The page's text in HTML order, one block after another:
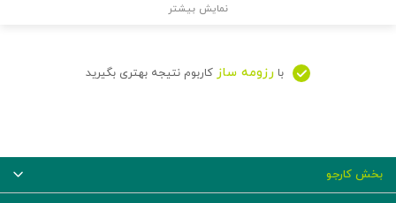
نمایش بیشتر
با رزومه ساز کاربوم نتیجه بهتری بگیرید
بخش کارجو